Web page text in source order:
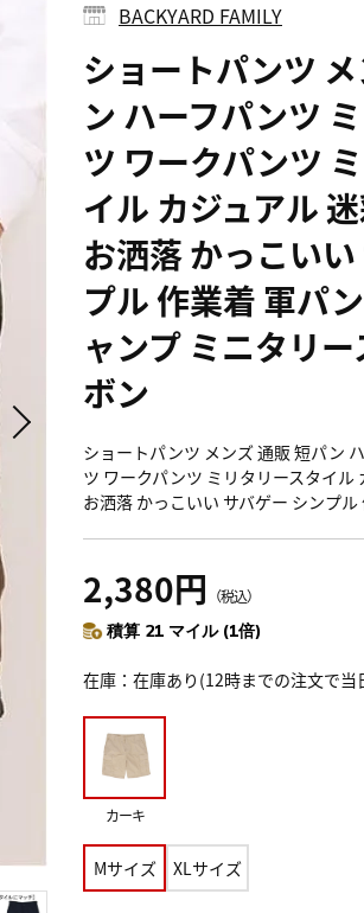
BACKYARD FAMILY
ショートパンツ
ン ハーフパンツ
ツ ワークパンツ
イル カジュアル
お洒落 かっこい
プル 作業着 軍パ
ャンプ ミニタリ
ボン
ショートパンツ メンズ 通販 短パン
ツ ワークパンツ ミリタリースタイル
お洒落 かっこいい サバゲー シンプ
2,380円 （税込）
積算 21 マイル (1倍)
在庫 在庫あり(12時までの注文で当
カーキ
Mサイズ XLサイズ